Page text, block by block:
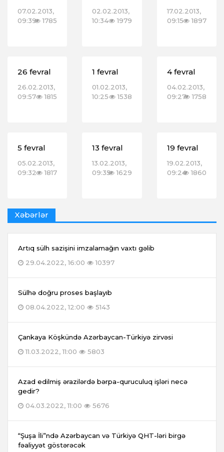
07.02.2013,
09:39
1785
02.02.2013,
10:34
1979
17.02.2013,
09:15
1897
26 fevral
26.02.2013,
09:57
1815
1 fevral
01.02.2013,
10:25
1538
4 fevral
04.02.2013,
09:27 1758
5 fevral
05.02.2013,
09:32
1817
13 fevral
13.02.2013,
09:35 1629
19 fevral
19.02.2013,
09:24 1860
Xəbərlər
Artıq sülh sazişini imzalamağın vaxtı gəlib
29.04.2022, 16:00
10397
Sülhə doğru proses başlayıb
08.04.2022, 12:00
5143
Çankaya Köşkündə Azərbaycan-Türkiyə zirvəsi
11.03.2022, 11:00
5803
Azad edilmiş ərazilərdə bərpa-quruculuq işləri necə
gedir?
04.03.2022, 11:00
5676
“Şuşa İli”ndə Azərbaycan və Türkiyə QHT-ləri birgə
fəaliyyət göstərəcək